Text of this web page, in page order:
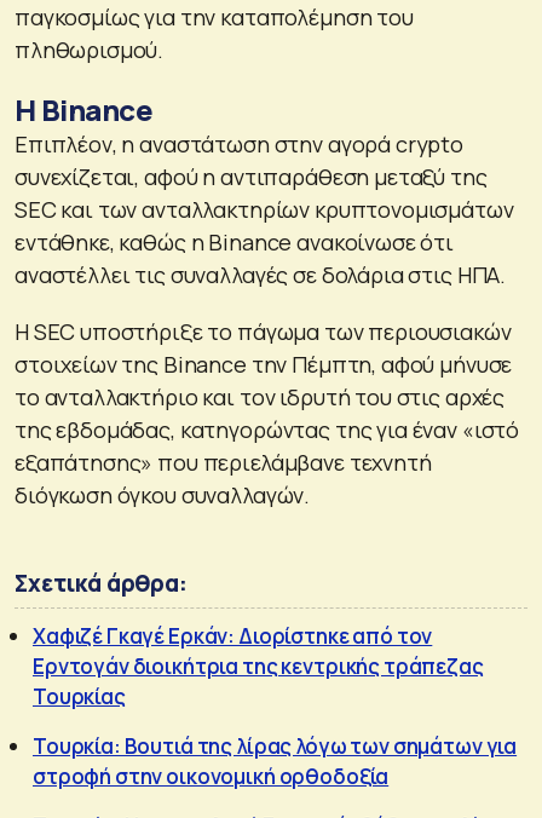
παγκοσμίως για την καταπολέμηση του
πληθωρισμού.
Η Binance
Επιπλέον, η αναστάτωση στην αγορά crypto
συνεχίζεται, αφού η αντιπαράθεση μεταξύ της
SEC και των ανταλλακτηρίων κρυπτονομισμάτων
εντάθηκε, καθώς η Binance ανακοίνωσε ότι
αναστέλλει τις συναλλαγές σε δολάρια στις ΗΠΑ.
Η SEC υποστήριξε το πάγωμα των περιουσιακών
στοιχείων της Binance την Πέμπτη, αφού μήνυσε
το ανταλλακτήριο και τον ιδρυτή του στις αρχές
της εβδομάδας, κατηγορώντας της για έναν «ιστό
εξαπάτησης» που περιελάμβανε τεχνητή
διόγκωση όγκου συναλλαγών.
Σχετικά άρθρα:
Χαφιζέ Γκαγέ Ερκάν: Διορίστηκε από τον
Ερντογάν διοικήτρια της κεντρικής τράπεζας
Τουρκίας
Τουρκία: Βουτιά της λίρας λόγω των σημάτων για
στροφή στην οικονομική ορθοδοξία